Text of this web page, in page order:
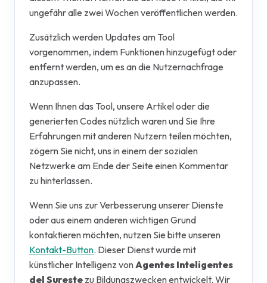
ungefähr alle zwei Wochen veröffentlichen werden.
Zusätzlich werden Updates am Tool
vorgenommen, indem Funktionen hinzugefügt oder
entfernt werden, um es an die Nutzernachfrage
anzupassen.
Wenn Ihnen das Tool, unsere Artikel oder die
generierten Codes nützlich waren und Sie Ihre
Erfahrungen mit anderen Nutzern teilen möchten,
zögern Sie nicht, uns in einem der sozialen
Netzwerke am Ende der Seite einen Kommentar
zu hinterlassen.
Wenn Sie uns zur Verbesserung unserer Dienste
oder aus einem anderen wichtigen Grund
kontaktieren möchten, nutzen Sie bitte unseren
Kontakt-Button. Dieser Dienst wurde mit
künstlicher Intelligenz vonAgentes Inteligentes
del Sureste zu Bildungszwecken entwickelt. Wir